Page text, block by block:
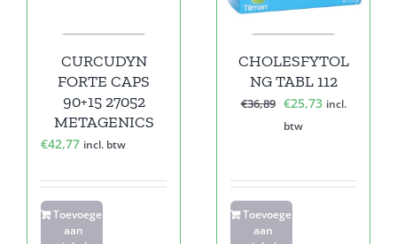
CURCUDYN
FORTE CAPS
90+15 27052
METAGENICS
€42,77 incl. btw
Toevoegen
aan
CHOLESFYTOL
NG TABL 112
€36,89 Oorspronkelijke
prijs
€25,73Huidige
incl.
btw
Toevoegen
aan